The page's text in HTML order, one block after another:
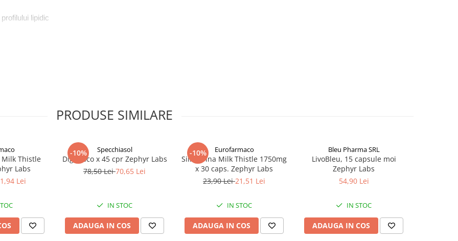
lipidic
ficat gras non-alcoolic,
PRODUSE SIMILARE
Thistle
Labs
Lei
-10% Specchiasol
Digerisco x 45 cpr Zephyr Labs
78,50 Lei70,65 Lei
IN STOC
ADAUGA IN COS
-10% Eurofarmaco
Silimarina Milk Thistle 1750mg
x 30 caps. Zephyr Labs
23,90 Lei21,51 Lei
IN STOC
ADAUGA IN COS
Bleu Pharma SRL
LivoBleu, 15 capsule moi
Zephyr Labs
54,90 Lei
IN STOC
ADAUGA IN COS